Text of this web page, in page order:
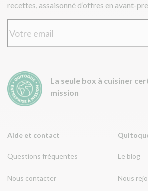
Aide et contact
Questions fréquentes
Nous contacter
Le blog
Nous
recettes, assaisonné d’offres en avant-
La seule box à cuisiner
mission